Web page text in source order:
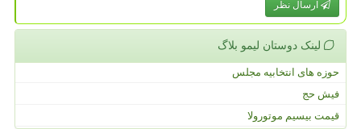
ارسال نظر
لینک دوستان لیمو بلاگ
حوزه های انتخابیه مجلس
فیش حج
قیمت بیسیم موتورولا